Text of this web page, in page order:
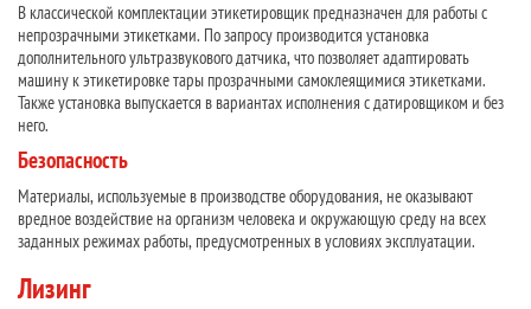
В классической комплектации этикетировщик предназначен для работы с
непрозрачными этикетками. По запросу производится установка
дополнительного ультразвукового датчика, что позволяет адаптировать
машину к этикетировке тары прозрачными самоклеящимися этикетками.
Также установка выпускается в вариантах исполнения с датировщиком и без
него.
Безопасность
Материалы, используемые в производстве оборудования, не оказывают
вредное воздействие на организм человека и окружающую среду на всех
заданных режимах работы, предусмотренных в условиях эксплуатации.
Лизинг